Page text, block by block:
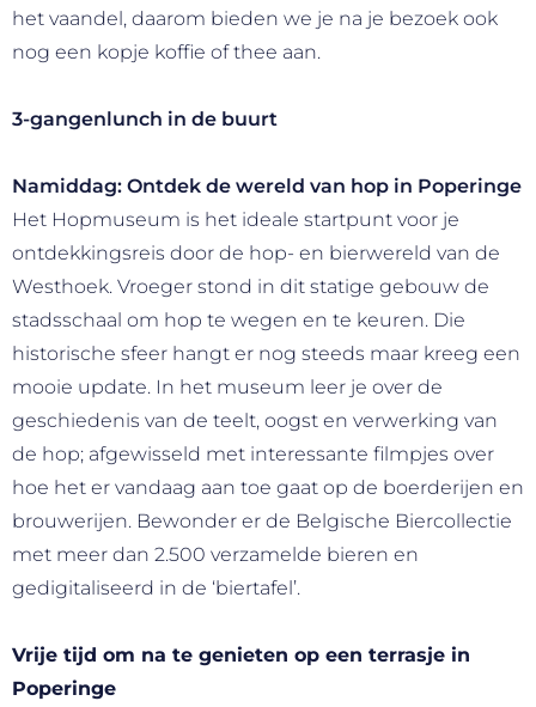
het vaandel, daarom bieden we je na je bezoek ook
nog een kopje koffie of thee aan.
3-gangenlunch in de buurt
Namiddag: Ontdek de wereld van hop in Poperinge
Het Hopmuseum is het ideale startpunt voor je
ontdekkingsreis door de hop- en bierwereld van de
Westhoek. Vroeger stond in dit statige gebouw de
stadsschaal om hop te wegen en te keuren. Die
historische sfeer hangt er nog steeds maar kreeg een
mooie update. In het museum leer je over de
geschiedenis van de teelt, oogst en verwerking van
de hop; afgewisseld met interessante filmpjes over
hoe het er vandaag aan toe gaat op de boerderijen en
brouwerijen. Bewonder er de Belgische Biercollectie
met meer dan 2.500 verzamelde bieren en
gedigitaliseerd in de ‘biertafel’.
Vrije tijd om na te genieten op een terrasje in
Poperinge